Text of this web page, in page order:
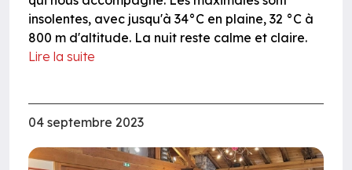
insolentes, avec jusqu'à 34°C en plaine, 32 °C à
800 m d'altitude. La nuit reste calme et claire.
Lire la suite
04 septembre 2023